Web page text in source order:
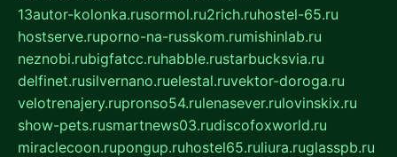
13autor-kolonka.rusormol.ru2rich.ruhostel-65.ru
hostserve.ruporno-na-russkom.rumishinlab.ru
neznobi.rubigfatcc.ruhabble.rustarbucksvia.ru
delfinet.rusilvernano.ruelestal.ruvektor-doroga.ru
velotrenajery.rupronso54.rulenasever.rulovinskix.ru
show-pets.rusmartnews03.rudiscofoxworld.ru
miraclecoon.rupongup.ruhostel65.ruliura.ruglasspb.ru